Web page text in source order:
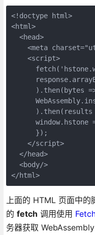
<!doctype html>
<html>
  <head>
<meta
    <script>
).then(bytes
window.hstone
      });
    </script>
  </head>
  <body/>
</html>
上面的 HTML 页面中
的 fetch 调用使用
务器获取